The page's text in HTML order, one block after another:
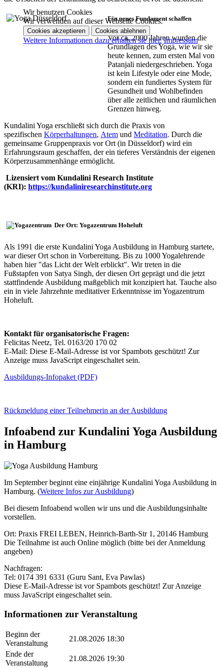
Ein neues Fundament schaffen
Vor ca. 2000 Jahren wurden die
Grundlagen des Yoga, wie wir sie
heute kennen, zum ersten Mal von
Patanjali niedergeschrieben. Yoga
ist kein Lifestyle oder eine Mode,
sondern ein fundiertes System für
Gesundheit und Wohlbefinden
über alle zeitlichen und räumlichen
Grenzen hinweg.
Kundalini Yoga erschließt sich durch die Praxis von
spezifischen Körperhaltungen, Atem und Meditation. Durch die
gemeinsame Gruppenpraxis vor Ort (in Düsseldorf) wird ein
Erfahrungsraum geschaffen, der ein tieferes Verständnis der eigenen
Körperzusammenhänge ermöglicht.
Lizensiert vom Kundalini Research Institute
(KRI): https://kundaliniresearchinstitute.org
Der Ort: Yogazentrum Hoheluft
Als 1991 die erste Kundalini Yoga Ausbildung in Hamburg startete,
war dieser Ort schon in Vorbereitung. Bis zu 1000 Yogalehrende
haben hier "das Licht der Welt erblickt". Wir treten in die
Fußstapfen von Satya Singh, der diesen Ort geprägt und die jetzt
stattfindende Ausbildung maßgeblich mit konzipiert hat. Tauche also
ein in viele Jahrzehnte meditativer Erkenntnisse im Yogazentrum
Hoheluft.
Kontakt für organisatorische Fragen:
Felicitas Neetz, Tel. 0163/20 170 02
E-Mail: Diese E-Mail-Adresse ist vor Spambots geschützt! Zur
Anzeige muss JavaScript eingeschaltet sein.
Ausbildungs-Infopaket (PDF)
Rückmeldung einer Teilnehmerin an der Ausbildung
Infoabend zur Kundalini Yoga Ausbildung
in Hamburg
Im September beginnt eine einjährige Kundalini Yoga Ausbildung in
Hamburg. (Weitere Infos zur Ausbildung)
Bei diesem Infoabend wollen wir uns und die Ausbildungsinhalte
vorstellen.
Ort: Praxis FREI LEBEN, Heinrich-Barth-Str 1, 20146 Hamburg
Die Teilnahme ist auch Online möglich (bitte bei der Anmeldung
angeben)
Nachfragen:
Tel: 0174 391 6331 (Guru Sant, Eva Pawlas)
Diese E-Mail-Adresse ist vor Spambots geschützt! Zur Anzeige
muss JavaScript eingeschaltet sein.
Informationen zur Veranstaltung
Beginn der
Veranstaltung
21.08.2026 18:30
Ende der
Veranstaltung
21.08.2026 19:30
Wir benutzen Cookies
Wir verwenden auf dieser Webseite Cookies.
Cookies akzeptieren Cookies ablehnen
Weitere Informationen dazu erhalten sie hier. Impressum